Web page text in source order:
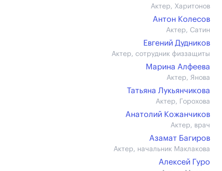
Актер, Харитонов
Антон Колесов
Актер, Сатин
Евгений Дудников
Актер, сотрудник физзащиты
Марина Алфеева
Актер, Янова
Татьяна Лукьянчикова
Актер, Горохова
Анатолий Кожанчиков
Актер, врач
Азамат Багиров
Актер, начальник Маклакова
Алексей Гуро